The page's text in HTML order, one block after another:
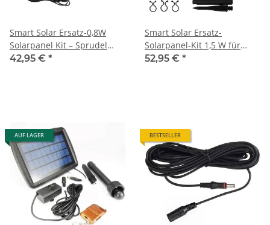
Smart Solar Ersatz-0,8W
Solarpanel Kit – Sprudel
Wasserspiel – 2130PKS-G
42,95 € *
Smart Solar Ersatz-
Solarpanel-Kit 1,5 W für
Kaskadenbrunnen 2050PKS-
52,95 € *
AUF LAGER BESTSELLER